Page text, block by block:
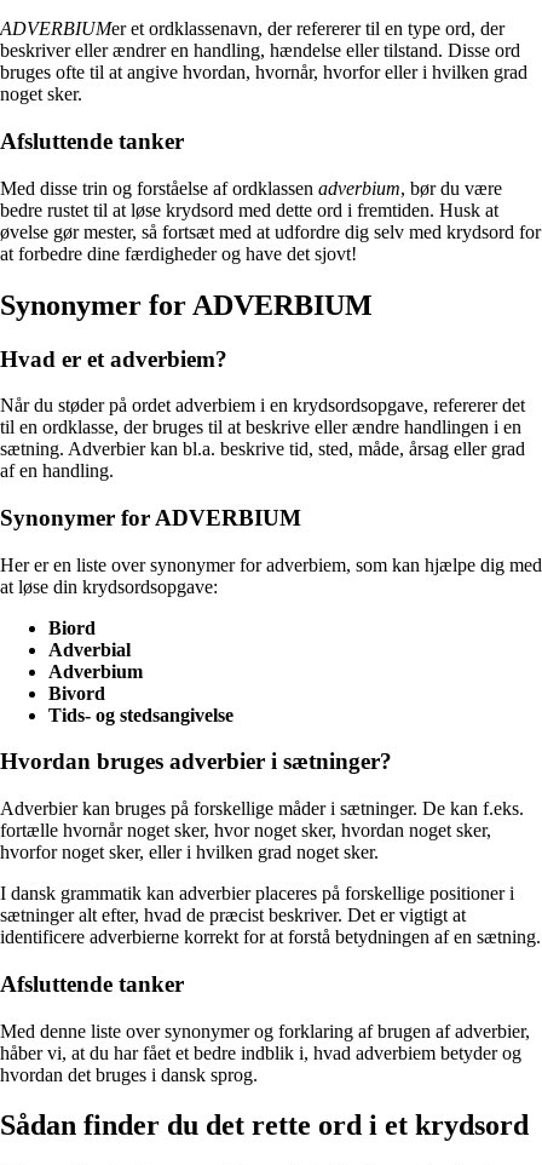
ADVERBIUMer et ordklassenavn, der refererer til en type ord, der
beskriver eller ændrer en handling, hændelse eller tilstand. Disse ord
bruges ofte til at angive hvordan, hvornår, hvorfor eller i hvilken grad
noget sker.
Afsluttende tanker
Med disse trin og forståelse af ordklassen adverbium, bør du være
bedre rustet til at løse krydsord med dette ord i fremtiden. Husk at
øvelse gør mester, så fortsæt med at udfordre dig selv med krydsord for
at forbedre dine færdigheder og have det sjovt!
Synonymer for ADVERBIUM
Hvad er et adverbiem?
Når du støder på ordet adverbiem i en krydsordsopgave, refererer det
til en ordklasse, der bruges til at beskrive eller ændre handlingen i en
sætning. Adverbier kan bl.a. beskrive tid, sted, måde, årsag eller grad
af en handling.
Synonymer for ADVERBIUM
Her er en liste over synonymer for adverbiem, som kan hjælpe dig med
at løse din krydsordsopgave:
Biord
Adverbial
Adverbium
Bivord
Tids- og stedsangivelse
Hvordan bruges adverbier i sætninger?
Adverbier kan bruges på forskellige måder i sætninger. De kan f.eks.
fortælle hvornår noget sker, hvor noget sker, hvordan noget sker,
hvorfor noget sker, eller i hvilken grad noget sker.
I dansk grammatik kan adverbier placeres på forskellige positioner i
sætninger alt efter, hvad de præcist beskriver. Det er vigtigt at
identificere adverbierne korrekt for at forstå betydningen af en sætning.
Afsluttende tanker
Med denne liste over synonymer og forklaring af brugen af adverbier,
håber vi, at du har fået et bedre indblik i, hvad adverbiem betyder og
hvordan det bruges i dansk sprog.
Sådan finder du det rette ord i et krydsord